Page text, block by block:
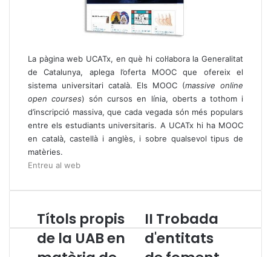
La pàgina web UCATx, en què hi col·labora la Generalitat
de Catalunya, aplega l’oferta MOOC que ofereix el
sistema universitari català. Els MOOC (massive online
open courses) són cursos en línia, oberts a tothom i
d’inscripció massiva, que cada vegada són més populars
entre els estudiants universitaris. A UCATx hi ha MOOC
en català, castellà i anglès, i sobre qualsevol tipus de
matèries.
Entreu al web
T
í
t
o
Títols propis
de la UAB en
I
I
T
r
II Trobada
d'entitats